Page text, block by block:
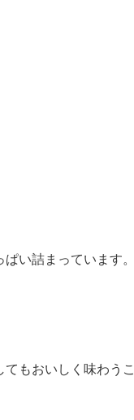
い詰まっています。
もおいしく味わうこ